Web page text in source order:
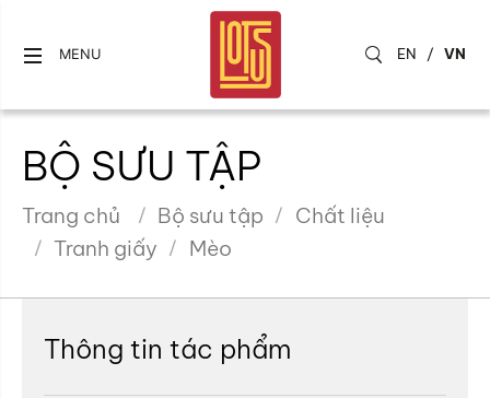
MENU EN / VN
BỘ SƯU TẬP
Trang chủ Bộ sưu tập
Chất liệu
Tranh giấy
Mèo
Thông tin tác phẩm